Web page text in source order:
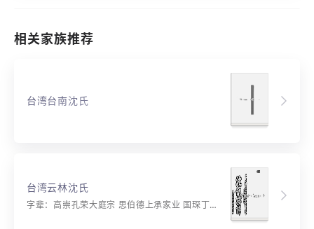
相关家族推荐
台湾台南沈氏
台湾云林沈氏
字辈：高崇孔荣大庭宗 思伯德上承家业 国琛丁盛士道忠 兴旺自然居安身 圣贤佐朝廷 万里毓秀英 国清财子贵 家和德业兴 德业隆昌启丕绪 家声鸿远昭前修 仁义礼智国体本 忠孝慈爱民立志